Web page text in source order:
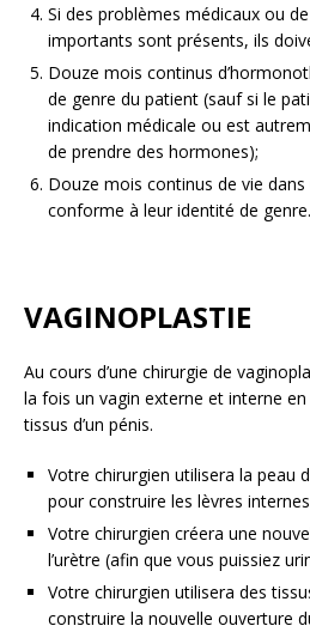
Si des problèmes médicaux ou
importants sont présents, ils
Douze mois continus
de genre du patient (sauf si le
indication médicale ou est
de prendre des hormones);
Douze mois continus de vie
conforme à leur identité de genre.
VAGINOPLASTIE
Au cours d’une chirurgie de
la fois un vagin externe et interne
tissus d’un pénis.
Votre chirurgien utilisera la peau
pour construire les lèvres
Votre chirurgien créera une
l’urètre (afin que vous puissiez
Votre chirurgien utilisera des
construire la nouvelle ouverture